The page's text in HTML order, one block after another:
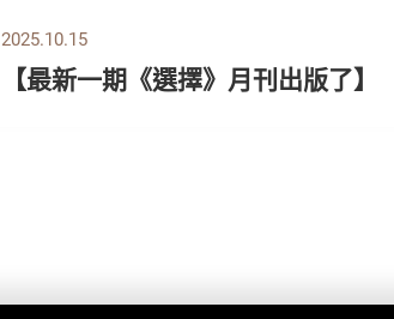
2025.10.15
【最新一期《選擇》月刊出版了】